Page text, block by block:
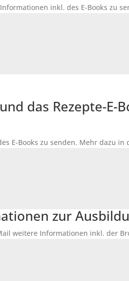
inkl. des E-Books zu
das Rezepte-E-
E-Books zu senden. Mehr dazu in
zur
weitere Informationen inkl. der